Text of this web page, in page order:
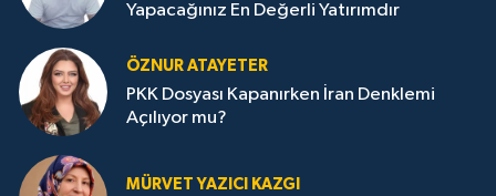
Yapacağınız En Değerli Yatırımdır
ÖZNUR ATAYETER
PKK Dosyası Kapanırken İran Denklemi
Açılıyor mu?
MÜRVET YAZICI KAZGI